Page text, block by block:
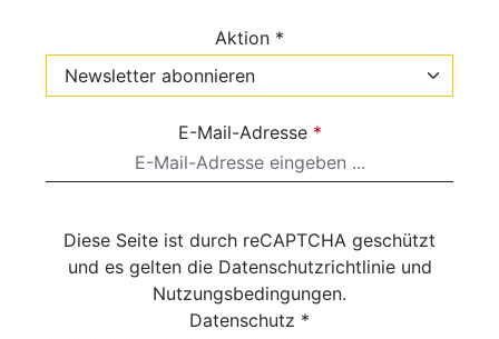
Aktion *
E-Mail-Adresse *
Diese Seite ist durch reCAPTCHA geschützt
und es gelten die Datenschutzrichtlinieund
Nutzungsbedingungen.
Datenschutz *